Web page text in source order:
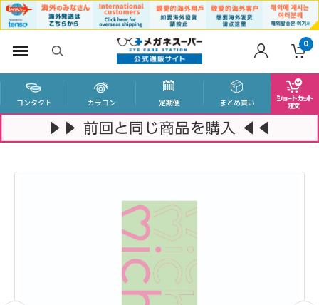
0
コンタクト カラコン 定期便 まとめ買い